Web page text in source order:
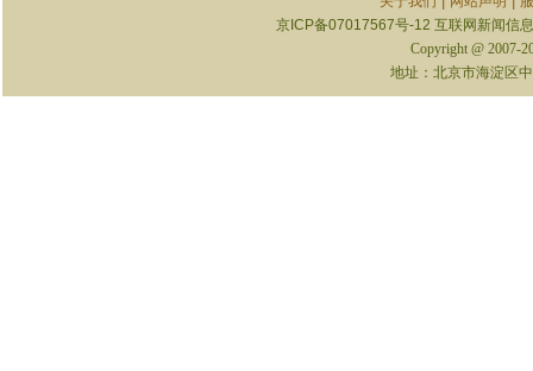
京ICP备07017567号-12 互联网新闻信
Copyright @ 2007-
地址：北京市海淀区